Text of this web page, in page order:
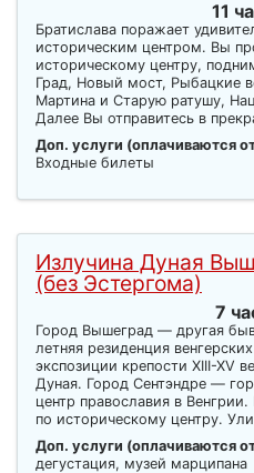
11
Братислава поражает
историческим центром. Вы
историческому центру,
Град, Новый мост, Рыбацкие
Мартина и Старую ратушу,
Далее Вы отправитесь в
Доп. услуги (оплачиваются
Входные билеты
Излучина Дуная
(без Эстергома)
7
Город Вышеград — другая
летняя резиденция
экспозиции крепости XIII-XV
Дуная. Город Сентэндре —
центр православия в
по историческому центру.
Доп. услуги (оплачиваются
дегустация, музей марципана